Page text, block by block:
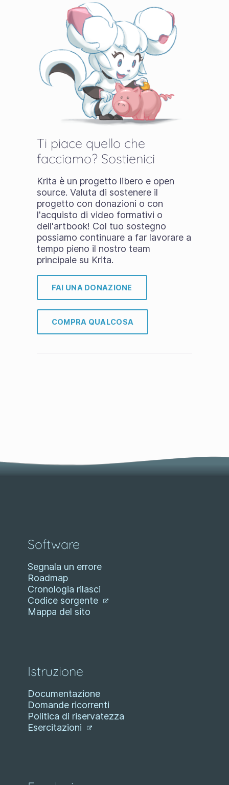
Ti piace quello che
facciamo? Sostienici
Krita è un progetto libero e open
source. Valuta di sostenere il
progetto con donazioni o con
l'acquisto di video formativi o
dell'artbook! Col tuo sostegno
possiamo continuare a far lavorare a
tempo pieno il nostro team
principale su Krita.
FAI UNA DONAZIONE
COMPRA QUALCOSA
Software
Segnala un errore
Roadmap
Cronologia rilasci
Codice sorgente
Mappa del sito
Istruzione
Documentazione
Domande ricorrenti
Politica di riservatezza
Esercitazioni